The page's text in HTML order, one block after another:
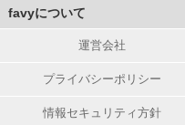
favyについて
運営会社
プライバシーポリシー
情報セキュリティ方針